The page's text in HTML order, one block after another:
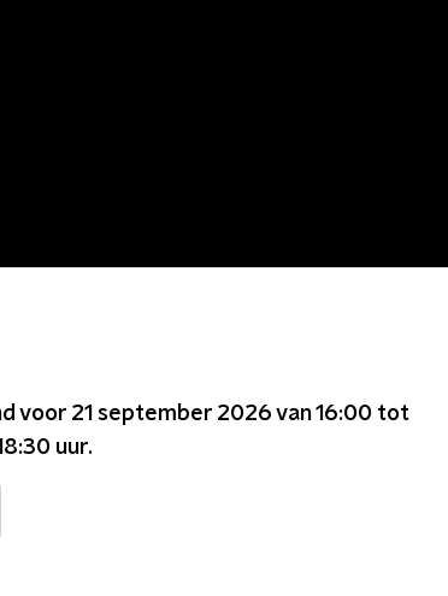
voor 21 september 2026 van 16:00 tot
uur.